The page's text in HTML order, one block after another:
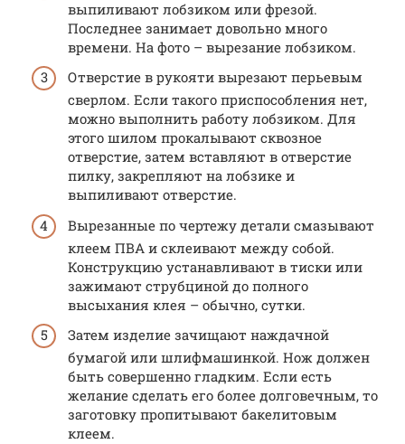
выпиливают лобзиком или фрезой.
Последнее занимает довольно много
времени. На фото – вырезание лобзиком.
Отверстие в рукояти вырезают перьевым
сверлом. Если такого приспособления нет,
можно выполнить работу лобзиком. Для
этого шилом прокалывают сквозное
отверстие, затем вставляют в отверстие
пилку, закрепляют на лобзике и
выпиливают отверстие.
Вырезанные по чертежу детали смазывают
клеем ПВА и склеивают между собой.
Конструкцию устанавливают в тиски или
зажимают струбциной до полного
высыхания клея – обычно, сутки.
Затем изделие зачищают наждачной
бумагой или шлифмашинкой. Нож должен
быть совершенно гладким. Если есть
желание сделать его более долговечным, то
заготовку пропитывают бакелитовым
клеем.